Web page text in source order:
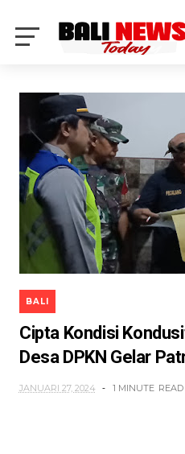
BALI
Cipta Kondisi
Desa DPKN Gelar
JANUARI 27, 2024 1 MINUTE READ